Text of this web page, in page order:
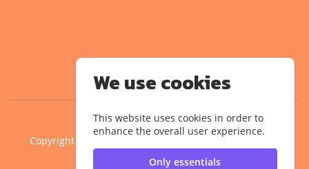
We use cookies
This website uses cookies in order to
enhance the overall user experience.
Only essentials
Copyright ©2020 คณะครุศาสตร์อุตสาหกรรม มหาวิทยาลัย
เทคโนโลยีราชมงคลสุวรรณภูมิ